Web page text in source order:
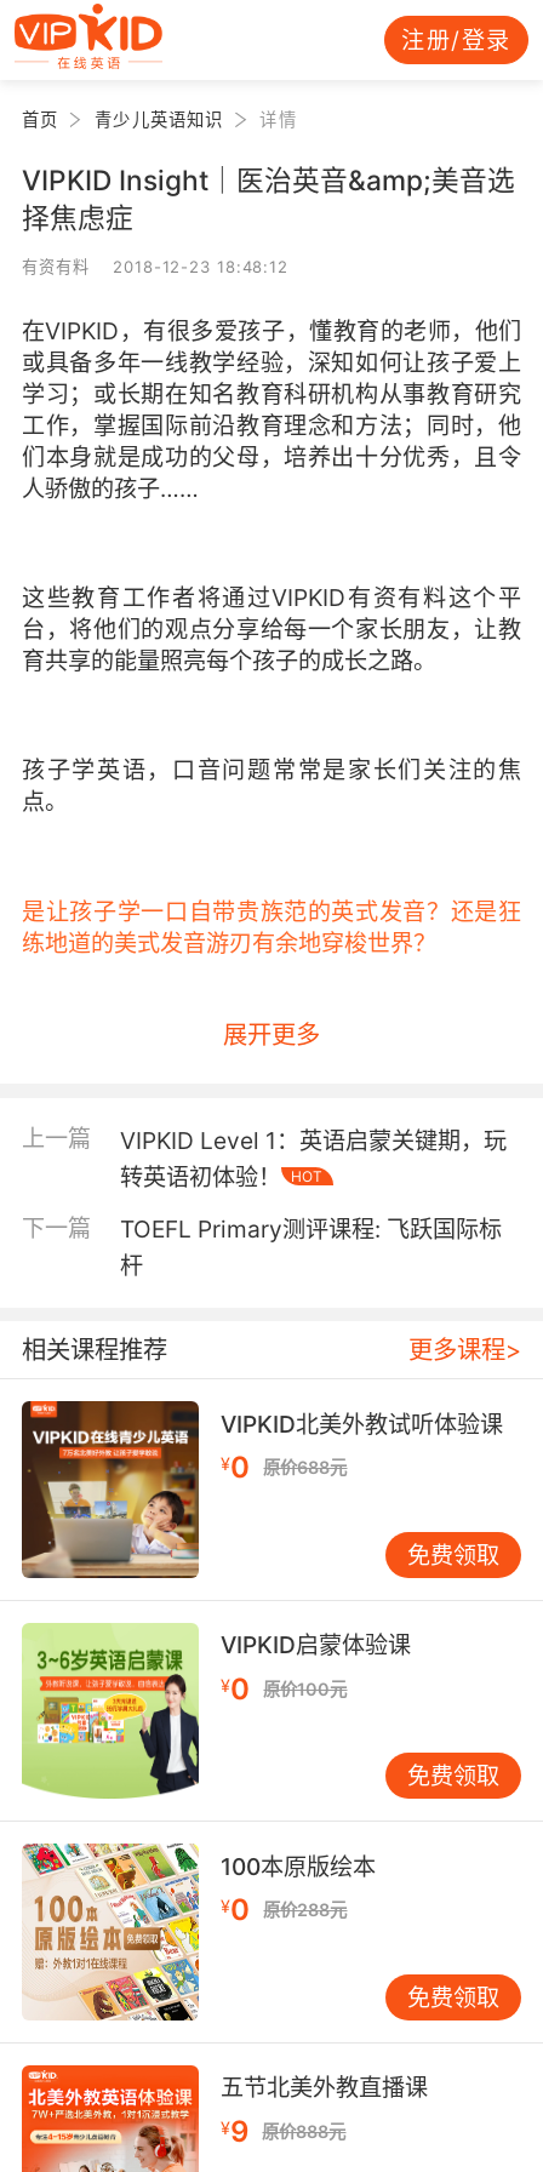
注册/登录
首页 青少儿英语知识 详情
VIPKID Insight｜医治英音&amp;美音选
择焦虑症
有资有料 2018-12-23 18:48:12
在VIPKID，有很多爱孩子，懂教育的老师，他们
或具备多年一线教学经验，深知如何让孩子爱上
学习；或长期在知名教育科研机构从事教育研究
工作，掌握国际前沿教育理念和方法；同时，他
们本身就是成功的父母，培养出十分优秀，且令
人骄傲的孩子……
这些教育工作者将通过VIPKID有资有料这个平
台，将他们的观点分享给每一个家长朋友，让教
育共享的能量照亮每个孩子的成长之路。
孩子学英语，口音问题常常是家长们关注的焦
点。
是让孩子学一口自带贵族范的英式发音？还是狂
练地道的美式发音游刃有余地穿梭世界？
要回答这个问题，
首先，让我们一起看看英美的
英文发音究竟是什么样的。
UK
英式英文发音：
展开更多
上一篇
VIPKID Level 1：英语启蒙关键期，玩
转英语初体验！
HOT
下一篇
TOEFL Primary测评课程: 飞跃国际标
杆
相关课程推荐 更多课程>
VIPKID北美外教试听体验课
¥0 原价688元
免费领取
VIPKID启蒙体验课
¥0 原价100元
免费领取
100本原版绘本
¥0 原价288元
免费领取
五节北美外教直播课
¥9 原价888元